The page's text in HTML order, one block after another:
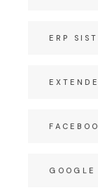
ERP
GOOGLE